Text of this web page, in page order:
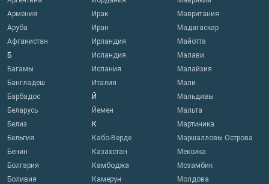
Армения
Аруба
Афганистан
Б
Багамы
Бангладеш
Барбадос
Беларусь
Белиз
Бельгия
Бенин
Болгария
Боливия
Ирак
Иран
Ирландия
Исландия
Испания
Италия
Й
Йемен
К
Кабо-Верде
Казахстан
Камбоджа
Камерун
Мавритания
Мадагаскар
Майотта
Малави
Малайзия
Мали
Мальдивы
Мальта
Мартиника
Маршалловы Острова
Мексика
Мозамбик
Молдова